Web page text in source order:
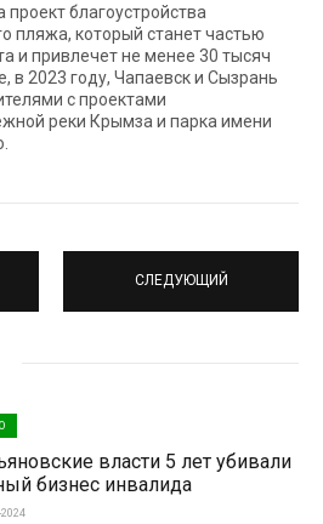
благоустройства
пляжа, который станет частью
и привлечет не менее 30 тысяч
в 2023 году, Чапаевск и Сызрань
с проектами
реки Крымза и парка имени
СЛЕДУЮЩИЙ
власти 5 лет убивали
бизнес инвалида
2024